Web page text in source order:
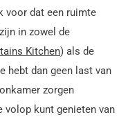
voor dat een ruimte
in zowel de
Kitchen) als de
hebt dan geen last van
zorgen
volop kunt genieten van